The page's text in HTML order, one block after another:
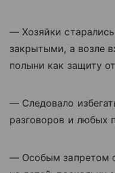
— Хозяйки
закрытыми, а возле
полыни как защиту
— Следовало
разговоров и любых
— Особым запретом